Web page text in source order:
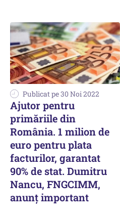
Publicat pe 30 Noi 2022
Ajutor pentru
primăriile din
România. 1 milion de
euro pentru plata
facturilor, garantat
90% de stat. Dumitru
Nancu, FNGCIMM,
anunţ important